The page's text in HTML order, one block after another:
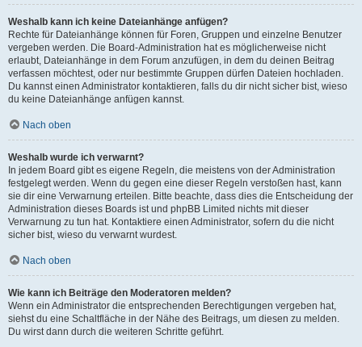
Weshalb kann ich keine Dateianhänge anfügen?
Rechte für Dateianhänge können für Foren, Gruppen und einzelne Benutzer
vergeben werden. Die Board-Administration hat es möglicherweise nicht
erlaubt, Dateianhänge in dem Forum anzufügen, in dem du deinen Beitrag
verfassen möchtest, oder nur bestimmte Gruppen dürfen Dateien hochladen.
Du kannst einen Administrator kontaktieren, falls du dir nicht sicher bist, wieso
du keine Dateianhänge anfügen kannst.
Nach oben
Weshalb wurde ich verwarnt?
In jedem Board gibt es eigene Regeln, die meistens von der Administration
festgelegt werden. Wenn du gegen eine dieser Regeln verstoßen hast, kann
sie dir eine Verwarnung erteilen. Bitte beachte, dass dies die Entscheidung der
Administration dieses Boards ist und phpBB Limited nichts mit dieser
Verwarnung zu tun hat. Kontaktiere einen Administrator, sofern du die nicht
sicher bist, wieso du verwarnt wurdest.
Nach oben
Wie kann ich Beiträge den Moderatoren melden?
Wenn ein Administrator die entsprechenden Berechtigungen vergeben hat,
siehst du eine Schaltfläche in der Nähe des Beitrags, um diesen zu melden.
Du wirst dann durch die weiteren Schritte geführt.